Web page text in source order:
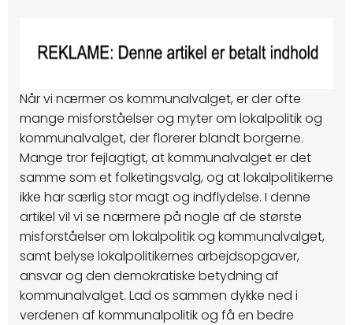
Når vi nærmer os kommunalvalget, er der ofte
mange misforståelser og myter om lokalpolitik og
kommunalvalget, der florerer blandt borgerne.
Mange tror fejlagtigt, at kommunalvalget er det
samme som et folketingsvalg, og at lokalpolitikerne
ikke har særlig stor magt og indflydelse. I denne
artikel vil vi se nærmere på nogle af de største
misforståelser om lokalpolitik og kommunalvalget,
samt belyse lokalpolitikernes arbejdsopgaver,
ansvar og den demokratiske betydning af
kommunalvalget. Lad os sammen dykke ned i
verdenen af kommunalpolitik og få en bedre